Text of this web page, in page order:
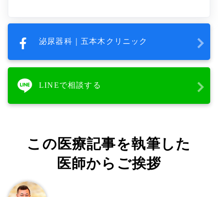
泌尿器科｜五本木クリニック
LINEで相談する
この医療記事を執筆した
医師からご挨拶